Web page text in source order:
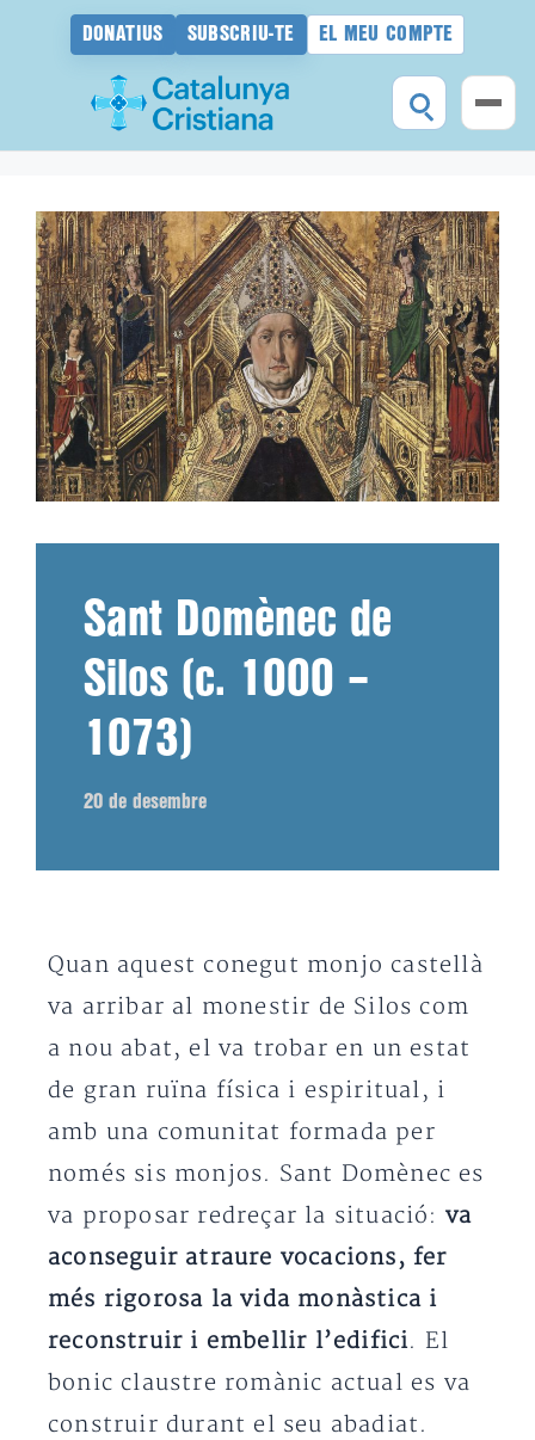
DONATIUS SUBSCRIU-TE EL MEU COMPTE
contingut
Sant Domènec de
Silos (c. 1000 –
1073)
20 de desembre
Quan aquest conegut monjo castellà
va arribar al monestir de Silos com
a nou abat, el va trobar en un estat
de gran ruïna física i espiritual, i
amb una comunitat formada per
només sis monjos. Sant Domènec es
va proposar redreçar la situació: va
aconseguir atraure vocacions, fer
més rigorosa la vida monàstica i
reconstruir i embellir l’edifici. El
bonic claustre romànic actual es va
construir durant el seu abadiat.